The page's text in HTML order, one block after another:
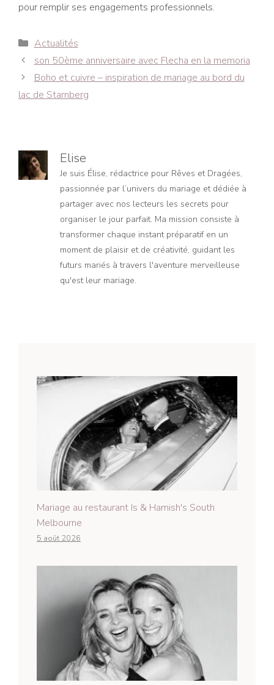
pour remplir ses engagements professionnels.
Catégories
Actualités
Navigation
des
articles
son 50ème anniversaire avec Flecha en la memoria
Boho et cuivre – inspiration de mariage au bord du
lac de Starnberg
Elise
Je suis Élise, rédactrice pour Rêves et Dragées,
passionnée par l’univers du mariage et dédiée à
partager avec nos lecteurs les secrets pour
organiser le jour parfait. Ma mission consiste à
transformer chaque instant préparatif en un
moment de plaisir et de créativité, guidant les
futurs mariés à travers l'aventure merveilleuse
qu'est leur mariage.
Mariage au restaurant Is & Hamish's South
Melbourne
5 août 2026